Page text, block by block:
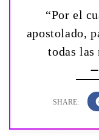
“Por el
apostolado,
todas las